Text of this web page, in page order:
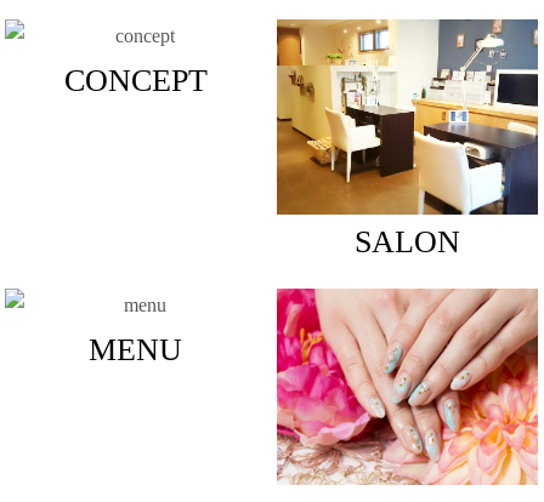
CONCEPT
SALON
MENU